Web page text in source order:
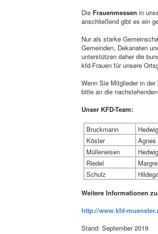
Die Frauenmessen in
anschließend gibt es ein
Nur als starke
Gemeinden, Dekanaten
unterstützen daher die
kfd-Frauen für unsere
Wenn Sie Mitglieder in
bitte an die
Unser KFD-Team:
Bruckmann Hedwig
Köster
Agnes
Mülleneisen
Hedwig
Riedel
Schulz
Weitere Informationen
http://www.kfd-
Stand: September 2019